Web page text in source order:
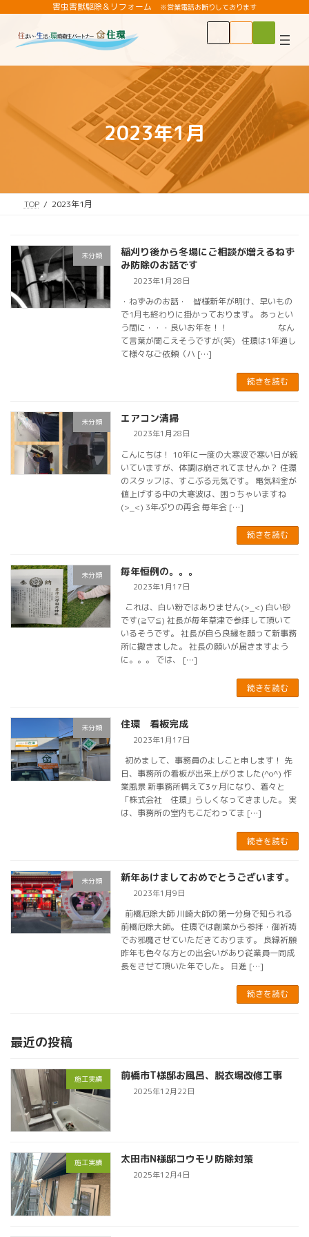
害虫害獣駆除＆リフォーム ※営業電話お断りしております
ア
コ
リ
ン
ク
ア
コ
リ
ン
ク
ア
コ
リ
ン
2023年1月
TOP 2023年1月
未分類
稲刈り後から冬場にご相談が増えるねず
み防除のお話です
2023年1月28日
・ねずみのお話・ 皆様新年が明け、早いもの
で1月も終わりに掛かっております。 あっとい
う間に・・・良いお年を！！ なん
て言葉が聞こえそうですが(笑) 住環は1年通し
て様々なご依頼（ハ […]
続きを読む
未分類 エアコン清掃
2023年1月28日
こんにちは！ 10年に一度の大寒波で寒い日が続
いていますが、体調は崩されてませんか？ 住環
のスタッフは、すこぶる元気です。 電気料金が
値上げする中の大寒波は、困っちゃいますね
(>_<) 3年ぶりの再会 毎年会 […]
続きを読む
未分類 毎年恒例の。。。
2023年1月17日
これは、白い粉ではありません(>_<) 白い砂
です(≧▽≦) 社長が毎年草津で参拝して頂いて
いるそうです。 社長が自ら良縁を願って新事務
所に撒きました。 社長の願いが届きますよう
に。。。 では、 […]
続きを読む
未分類 住環 看板完成
2023年1月17日
初めまして、事務員のよしこと申します！ 先
日、事務所の看板が出来上がりました(^o^) 作
業風景 新事務所構えて3ヶ月になり、着々と
「株式会社 住環」らしくなってきました。 実
は、事務所の室内もこだわってま […]
続きを読む
未分類 新年あけましておめでとうございます。
2023年1月9日
前橋厄除大師 川崎大師の第一分身で知られる
前橋厄除大師。 住環では創業から参拝・御祈祷
でお邪魔させていただきております。 良縁祈願
昨年も色々な方との出会いがあり従業員一同成
長をさせて頂いた年でした。 日進 […]
続きを読む
最近の投稿
施工実績 前橋市T様邸お風呂、脱衣場改修工事
2025年12月22日
施工実績 太田市N様邸コウモリ防除対策
2025年12月4日